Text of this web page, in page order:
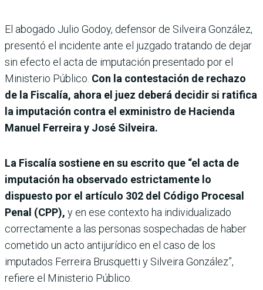
El abogado Julio Godoy, defensor de Silveira González,
presentó el incidente ante el juzgado tratando de dejar
sin efecto el acta de imputación presentado por el
Ministerio Público. Con la contestación de rechazo
de la Fiscalía, ahora el juez deberá decidir si ratifica
la imputación contra el exministro de Hacienda
Manuel Ferreira y José Silveira.
La Fiscalía sostiene en su escrito que “el acta de
imputación ha observado estrictamente lo
dispuesto por el artículo 302 del Código Procesal
Penal (CPP), y en ese contexto ha individualizado
correctamente a las personas sospechadas de haber
cometido un acto antijurídico en el caso de los
imputados Ferreira Brusquetti y Silveira González”,
refiere el Ministerio Público.